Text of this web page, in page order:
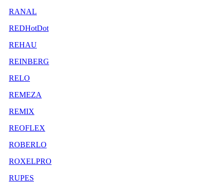
RANAL
REDHotDot
REHAU
REINBERG
RELO
REMEZA
REMIX
REOFLEX
ROBERLO
ROXELPRO
RUPES